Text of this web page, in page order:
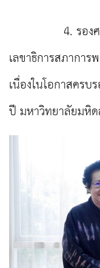
4. รองศาสต
เลขาธิการสภากา
เนื่องในโอกาสคร
ปี มหาวิทยาลัยมหิ